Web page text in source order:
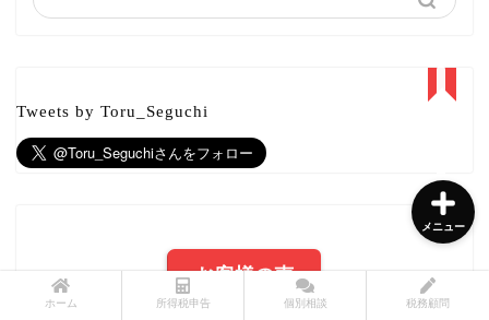
Tweets by Toru_Seguchi
お客様の声
ホーム 所得税申告 個別相談 税務顧問
メニュー
メニュー診断チャート